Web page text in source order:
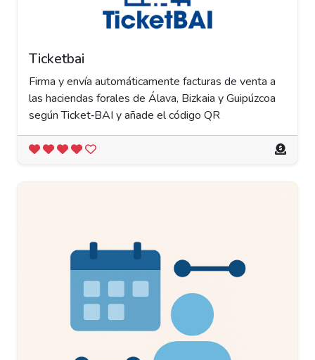
Ticketbai
Firma y envía automáticamente facturas de venta a
las haciendas forales de Álava, Bizkaia y Guipúzcoa
según Ticket‑BAI y añade el código QR